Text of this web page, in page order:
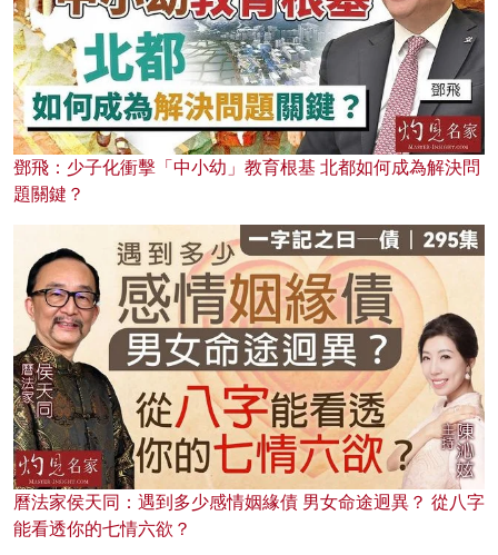
鄧飛：少子化衝擊「中小幼」教育根基 北都如何成為解決問
題關鍵？
曆法家侯天同：遇到多少感情姻緣債 男女命途迥異？ 從八字
能看透你的七情六欲？